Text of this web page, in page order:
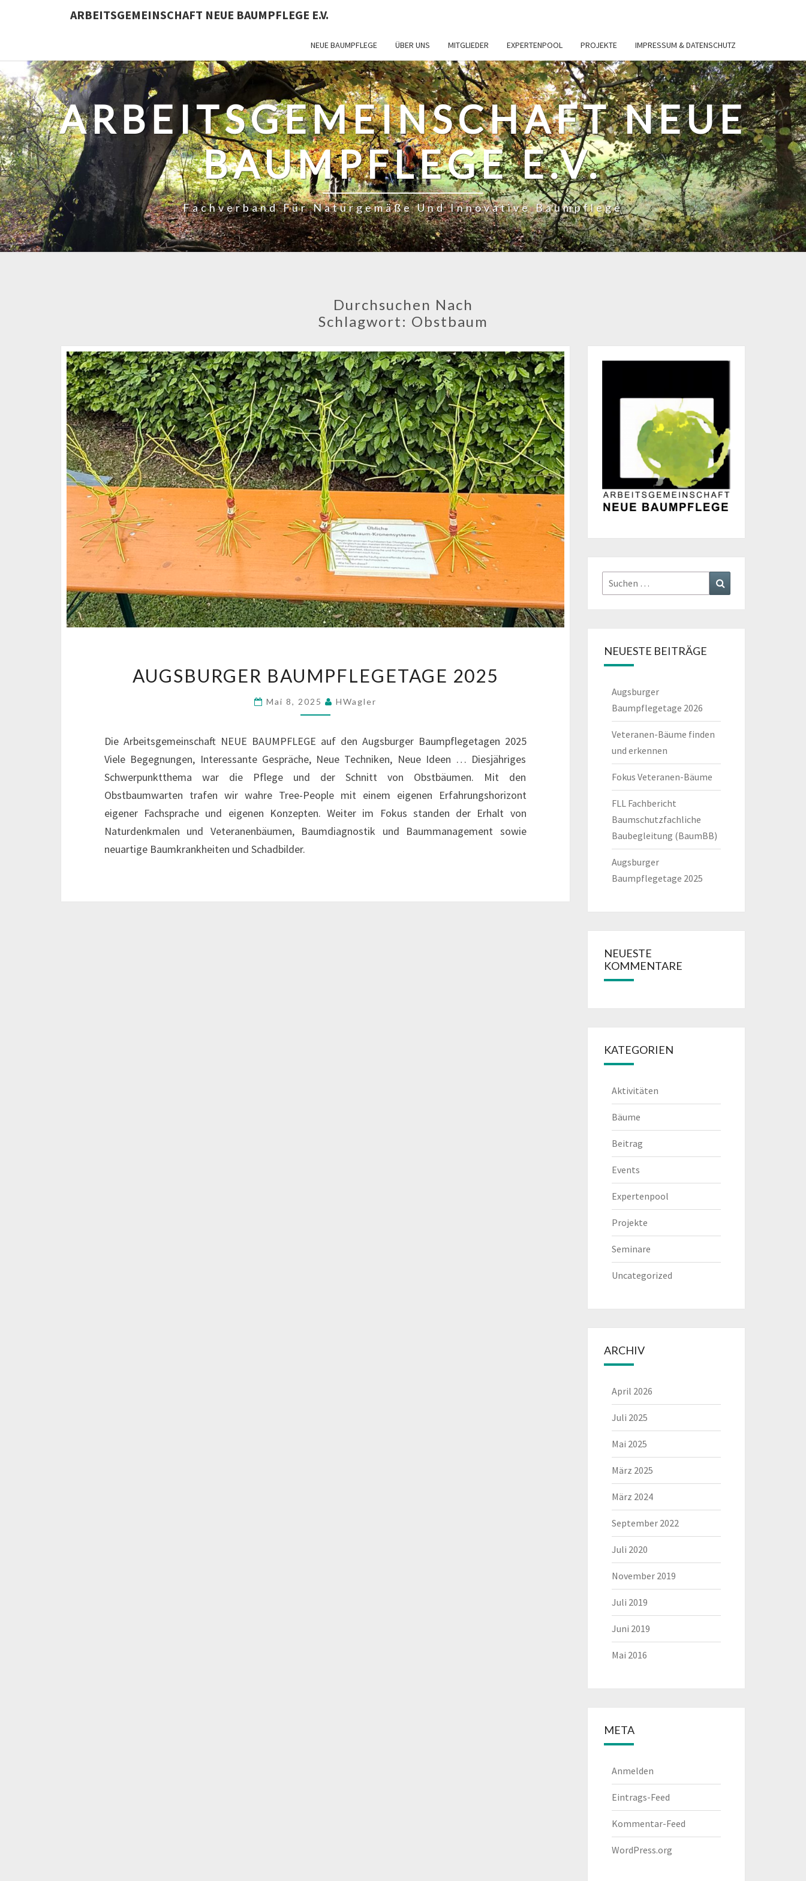
ARBEITSGEMEINSCHAFT NEUE BAUMPFLEGE E.V.
NEUE BAUMPFLEGE ÜBER UNS MITGLIEDER EXPERTENPOOL PROJEKTE IMPRESSUM & DATENSCHUTZ
ARBEITSGEMEINSCHAFT NEUE
BAUMPFLEGE E.V.
Fachverband Für Naturgemäße Und Innovative Baumpflege
Durchsuchen Nach
Schlagwort: Obstbaum
BAUMPFLEGETAGE
2025
AUGSBURGER BAUMPFLEGETAGE 2025
Mai 8, 2025 HWagler
Die Arbeitsgemeinschaft NEUE BAUMPFLEGE auf den Augsburger Baumpflegetagen 2025
Viele Begegnungen, Interessante Gespräche, Neue Techniken, Neue Ideen … Diesjähriges
Schwerpunktthema war die Pflege und der Schnitt von Obstbäumen. Mit den
Obstbaumwarten trafen wir wahre Tree-People mit einem eigenen Erfahrungshorizont
eigener Fachsprache und eigenen Konzepten. Weiter im Fokus standen der Erhalt von
Naturdenkmalen und Veteranenbäumen, Baumdiagnostik und Baummanagement sowie
neuartige Baumkrankheiten und Schadbilder.
Suchen
nach:
NEUESTE BEITRÄGE
Augsburger
Baumpflegetage 2026
Veteranen-Bäume finden
und erkennen
Fokus Veteranen-Bäume
FLL Fachbericht
Baumschutzfachliche
Baubegleitung (BaumBB)
Augsburger
Baumpflegetage 2025
NEUESTE
KOMMENTARE
KATEGORIEN
Aktivitäten
Bäume
Beitrag
Events
Expertenpool
Projekte
Seminare
Uncategorized
ARCHIV
April 2026
Juli 2025
Mai 2025
März 2025
März 2024
September 2022
Juli 2020
November 2019
Juli 2019
Juni 2019
Mai 2016
META
Anmelden
Eintrags-Feed
Kommentar-Feed
WordPress.org